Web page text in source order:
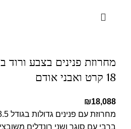
מחרוזת פנינים בצבע ורוד
18 קרט ואבני אודם
₪18,088